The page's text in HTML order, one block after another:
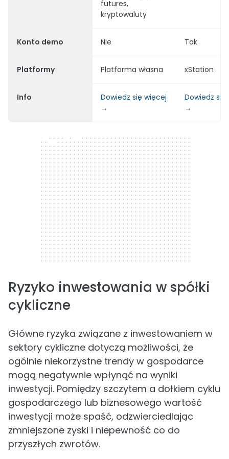
futures,
kryptowaluty
Konto demo Nie Tak
Platformy Platforma własna xStation
Info
Dowiedz się więcej
→
Dowiedz się
→
300 x 250
Ryzyko inwestowania w spółki
cykliczne
Główne ryzyka związane z inwestowaniem w
sektory cykliczne dotyczą możliwości, że
ogólnie niekorzystne trendy w gospodarce
mogą negatywnie wpłynąć na wyniki
inwestycji. Pomiędzy szczytem a dołkiem cyklu
gospodarczego lub biznesowego wartość
inwestycji może spaść, odzwierciedlając
zmniejszone zyski i niepewność co do
przyszłych zwrotów.